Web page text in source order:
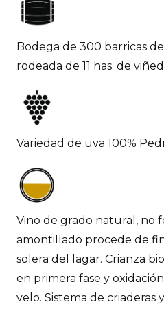
Bodega de 300 barricas
rodeada de 11 has. de
Variedad de uva 100%
Vino de grado natural, no
amontillado procede de
solera del lagar. Crianza
en primera fase y
velo. Sistema de criaderas